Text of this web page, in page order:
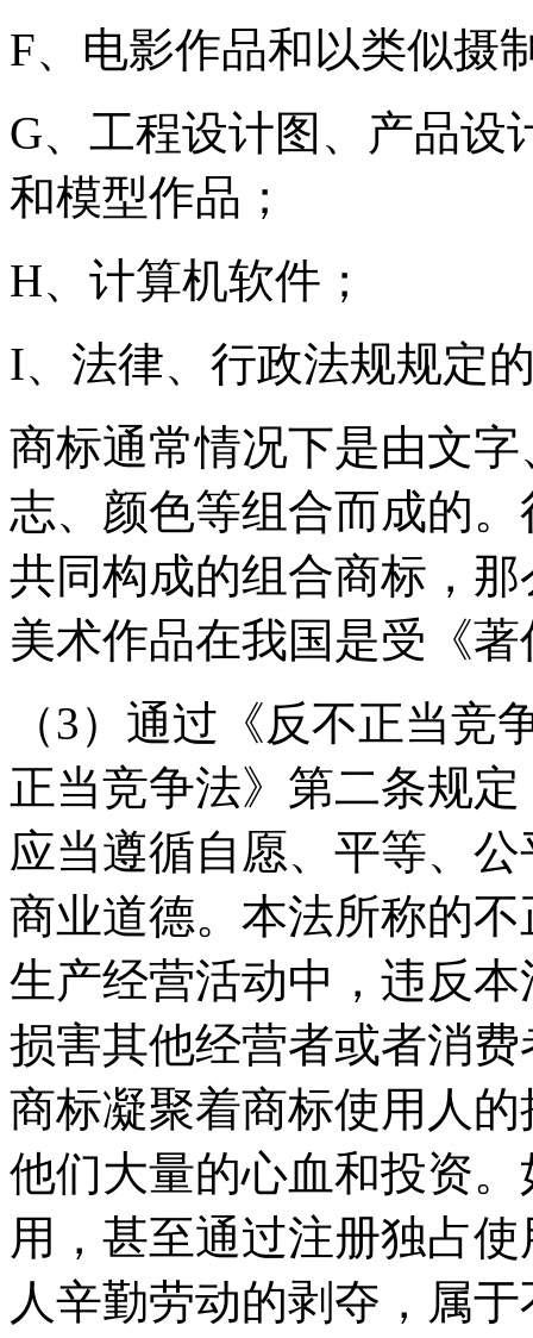
F、电影作品和以类似
G、工程设计图、产品设
和模型作品；
H、计算机软件；
I、法律、行政法规规
商标通常情况下是由文
志、颜色等组合而成的
共同构成的组合商标，
美术作品在我国是受《
（3）通过《反不正当
正当竞争法》第二条规
应当遵循自愿、平等、
商业道德。本法所称的
生产经营活动中，违反
损害其他经营者或者消
商标凝聚着商标使用人
他们大量的心血和投资
用，甚至通过注册独占
人辛勤劳动的剥夺，属